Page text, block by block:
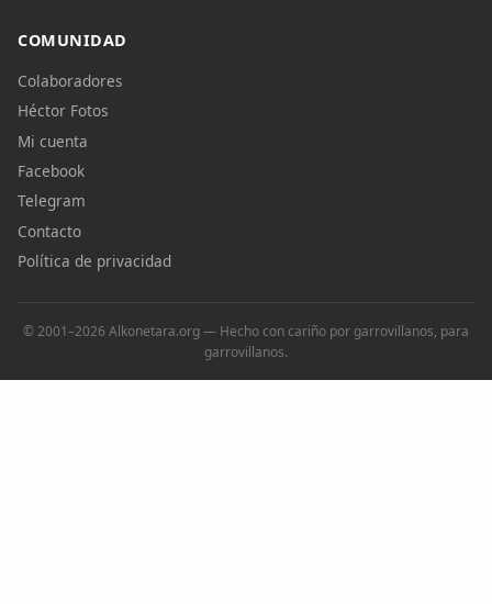
COMUNIDAD
Colaboradores
Héctor Fotos
Mi cuenta
Facebook
Telegram
Contacto
Política de privacidad
© 2001–2026 Alkonetara.org — Hecho con cariño por garrovillanos, para
garrovillanos.